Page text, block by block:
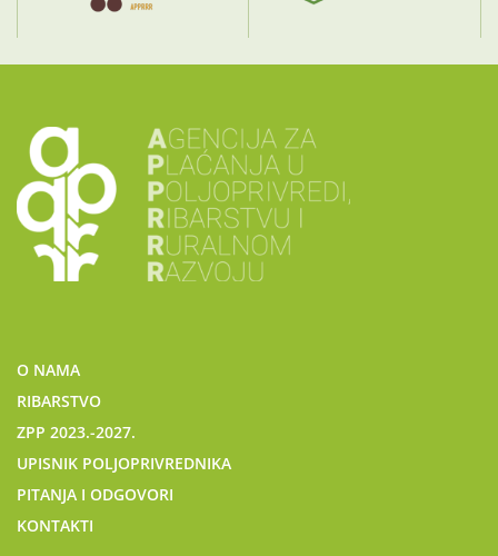
O NAMA
RIBARSTVO
ZPP 2023.-2027.
UPISNIK POLJOPRIVREDNIKA
PITANJA I ODGOVORI
KONTAKTI